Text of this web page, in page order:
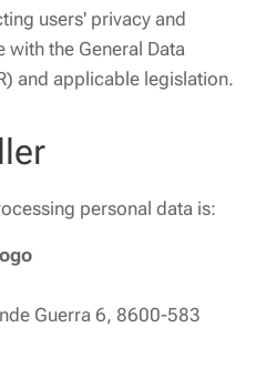
users' privacy and
the General Data
and applicable legislation.
personal data is:
Guerra 6, 8600-583